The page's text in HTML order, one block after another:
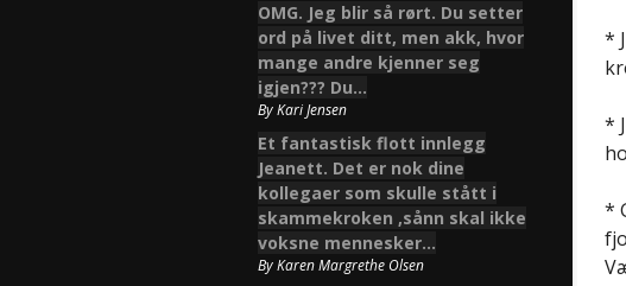
*
*
*
OMG. Jeg blir så rørt. Du setter
ord på livet ditt, men akk, hvor
mange andre kjenner seg
igjen??? Du…
ByKari Jensen
Et fantastisk flott innlegg
Jeanett. Det er nok dine
kollegaer som skulle stått i
skammekroken ,sånn skal ikke
voksne mennesker…
ByKaren Margrethe Olsen